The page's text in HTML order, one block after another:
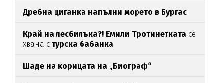
Дребна циганка напълни морето в Бургас
Край на лесбилъка?! Емили Тротинетката се
хвана с турска бабанка
Шаде на корицата на „Биограф“